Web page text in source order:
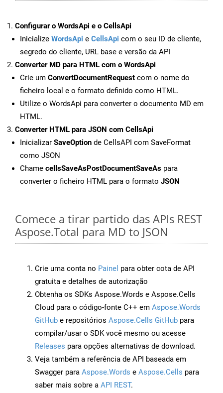
Configurar o WordsApi e o CellsApi
Inicialize WordsApi e CellsApi com o seu ID de cliente,
segredo do cliente, URL base e versão da API
Converter MD para HTML com o WordsApi
Crie um ConvertDocumentRequest com o nome do
ficheiro local e o formato definido como HTML.
Utilize o WordsApi para converter o documento MD em
HTML.
Converter HTML para JSON com CellsApi
Inicializar SaveOption de CellsAPI com SaveFormat
como JSON
Chame cellsSaveAsPostDocumentSaveAs para
converter o ficheiro HTML para o formato JSON
Comece a tirar partido das APIs REST
Aspose.Total para MD to JSON
Crie uma conta no Painel para obter cota de API
gratuita e detalhes de autorização
Obtenha os SDKs Aspose.Words e Aspose.Cells
Cloud para o código-fonte C++ em Aspose.Words
GitHub e repositórios Aspose.Cells GitHub para
compilar/usar o SDK você mesmo ou acesse
Releases para opções alternativas de download.
Veja também a referência de API baseada em
Swagger para Aspose.Words e Aspose.Cells para
saber mais sobre a API REST.